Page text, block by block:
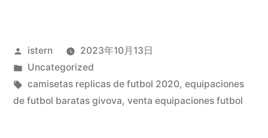
Publicado
por
istern
2023年10月13日
Publicado
en
Uncategorized
Etiquetas:
camisetas replicas de futbol 2020, equipaciones
de futbol baratas givova, venta equipaciones futbol